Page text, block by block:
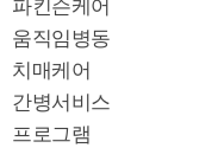
움직임병동
치매케어
간병서비스
프로그램